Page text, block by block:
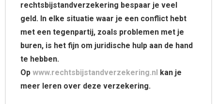
rechtsbijstandverzekering bespaar je veel
geld. In elke situatie waar je een conflict hebt
met een tegenpartij, zoals problemen met je
buren, is het fijn om juridische hulp aan de hand
te hebben.
Op www.rechtsbijstandverzekering.nl kan je
meer leren over deze verzekering.